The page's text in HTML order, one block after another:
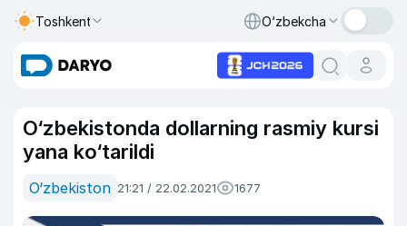
Toshkent O‘zbekcha
O‘zbekistonda dollarning rasmiy kursi
yana ko‘tarildi
O‘zbekiston 21:21 / 22.02.2021 1677